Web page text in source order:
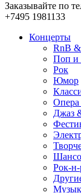
Заказывайте по
+7495 1981133
Концерты
RnB
Поп и
Рок
Юмор
Опера
Джаз
Рок-